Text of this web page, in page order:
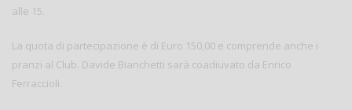
alle 15.
La quota di partecipazione è di Euro 150,00 e comprende anche i
pranzi al Club. Davide Bianchetti sarà coadiuvato da Enrico
Ferraccioli.